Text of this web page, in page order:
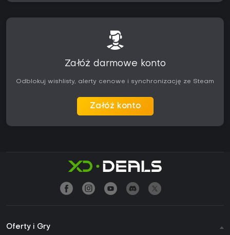
Załóż darmowe konto
Odblokuj wishlisty, alerty cenowe i synchronizację ze Steam
Załóż konto
Oferty i Gry